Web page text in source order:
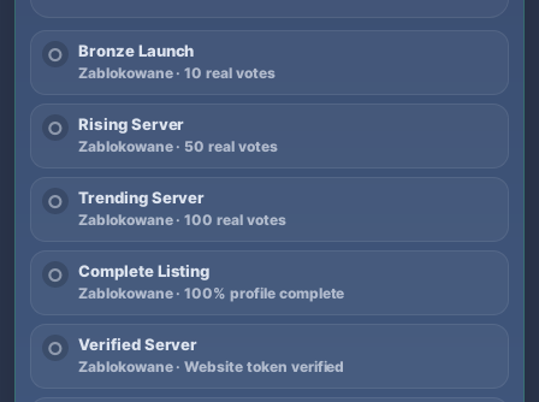
○ Bronze Launch
Zablokowane · 10 real votes
○ Rising Server
Zablokowane · 50 real votes
○ Trending Server
Zablokowane · 100 real votes
○ Complete Listing
Zablokowane · 100% profile complete
○ Verified Server
Zablokowane · Website token verified